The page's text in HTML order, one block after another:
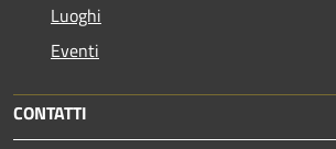
Luoghi
Eventi
CONTATTI